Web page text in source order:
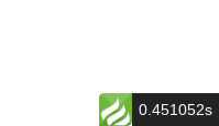
0.451052s